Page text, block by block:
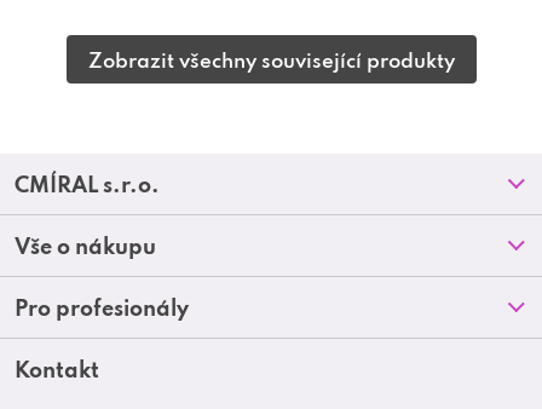
Zobrazit všechny související produkty
Z
á
p
a
CMÍRAL s.r.o.
Prodejny
O nás
Blog
Kontakt
Vše o nákupu
Doprava a platba
Obchodní podmínky
Reklamace a vrácení zboží
Pro profesionály
Akční letáky
Kontakt